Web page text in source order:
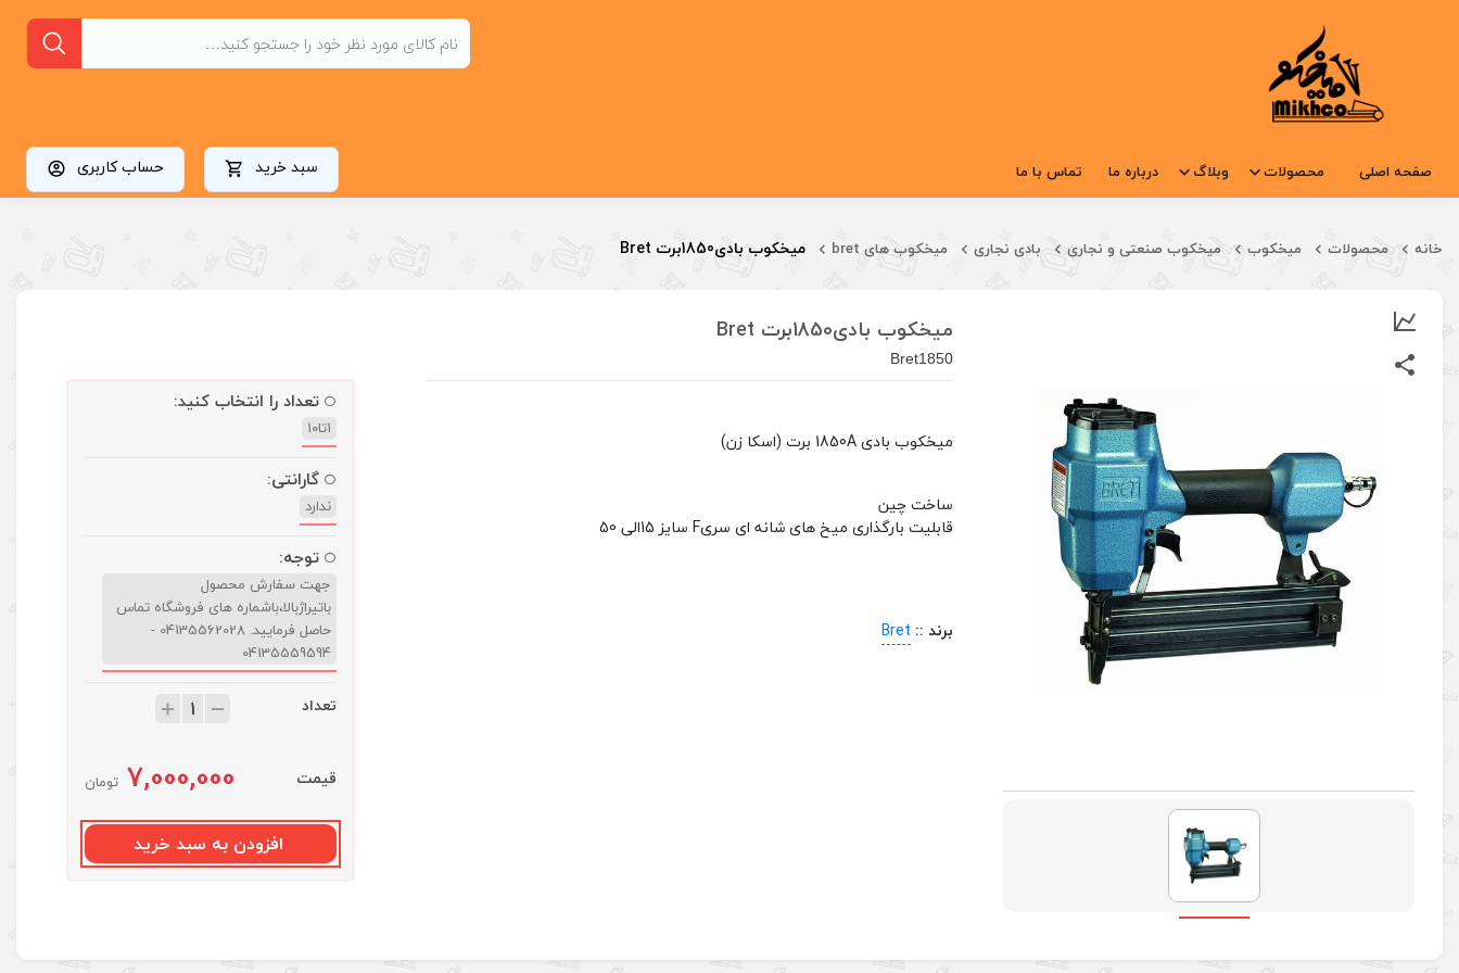
صفحه اصلی محصولات وبلاگ درباره ما تماس با ما سبد خرید حساب کاربری
خانه محصولات میخکوب میخکوب صنعتی و نجاری بادی نجاری میخکوب های bret میخکوب بادی1850برت Bret
میخکوب بادی1850برت Bret
Bret1850
میخکوب بادی 1850A برت (اسکا زن)
ساخت چین
قابلیت بارگذاری میخ های شانه ای سریF سایز 15الی 50
برند :: Bret
تعداد را انتخاب کنید:
1تا10
گارانتی:
ندارد
توجه:
جهت سفارش محصول
باتیراژبالا،باشماره های فروشگاه تماس
حاصل فرمایید. 04135562028 -
04135559594
تعداد
قیمت 7,000,000 تومان
افزودن به سبد خرید